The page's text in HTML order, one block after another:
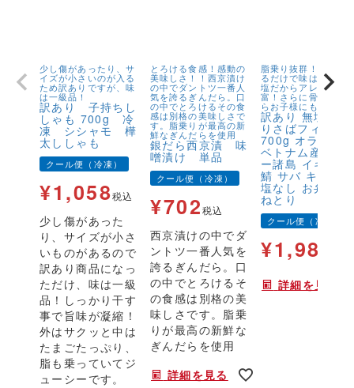
少し傷があったり、サ
イズが小さいのが入る
ため訳ありですが、味
は一級品！
訳あり 子持ちし
しゃも 700g 冷
凍 シシャモ 樺
太ししゃも
クール便（冷凍）
¥1,058税込
少し傷があった
り、サイズが小さ
いものがあるので
訳あり商品になっ
ただけ、味は一級
品！しっかり干す
事で旨味が凝縮！
外はサクッと中は
たまごたっぷり、
脂も乗っていてジ
ューシーです。
とろける食感！感動の
美味しさ！！西京漬け
の中でダントツ一番人
気を誇るぎんだら。口
の中でとろけるその食
感は別格の美味しさで
す。脂乗りが最高の新
鮮なぎんだらを使用
銀だら西京漬 味
噌漬け 単品
クール便（冷凍）
¥702税込
西京漬けの中でダ
ントツ一番人気を
誇るぎんだら。口
の中でとろけるそ
の食感は別格の美
味しさです。脂乗
りが最高の新鮮な
ぎんだらを使用
詳細を見る
脂乗り抜群！キズが
るだけで味は1級品
塩だからアレンジが
富！さらに骨取りだ
らお子様にも安心！
訳あり 無塩 骨取
りさばフィーレ
700g オランダ
ベトナム産 フェ
ー諸島 イギリス
鯖 サバ キズ有
塩なし お弁当 ほ
ねとり
クール便（冷凍）
¥1,980
詳細を見る